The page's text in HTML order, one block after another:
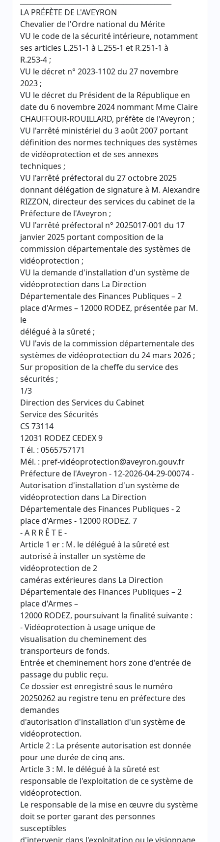
LA PRÉFÈTE DE L'AVEYRON
Chevalier de l'Ordre national du Mérite
VU le code de la sécurité intérieure, notamment
ses articles L.251-1 à L.255-1 et R.251-1 à
R.253-4 ;
VU le décret n° 2023-1102 du 27 novembre
2023 ;
VU le décret du Président de la République en
date du 6 novembre 2024 nommant Mme Claire
CHAUFFOUR-ROUILLARD, préfète de l'Aveyron ;
VU l'arrêté ministériel du 3 août 2007 portant
définition des normes techniques des systèmes
de vidéoprotection et de ses annexes
techniques ;
VU l'arrêté préfectoral du 27 octobre 2025
donnant délégation de signature à M. Alexandre
RIZZON, directeur des services du cabinet de la
Préfecture de l'Aveyron ;
VU l'arrêté préfectoral n° 2025017-001 du 17
janvier 2025 portant composition de la
commission départementale des systèmes de
vidéoprotection ;
VU la demande d'installation d'un système de
vidéoprotection dans La Direction
Départementale des Finances Publiques – 2
place d'Armes – 12000 RODEZ, présentée par M.
le
délégué à la sûreté ;
VU l'avis de la commission départementale des
systèmes de vidéoprotection du 24 mars 2026 ;
Sur proposition de la cheffe du service des
sécurités ;
1/3
Direction des Services du Cabinet
Service des Sécurités
CS 73114
12031 RODEZ CEDEX 9
T él. : 0565757171
Mél. : pref-vidéoprotection@aveyron.gouv.fr
Préfecture de l'Aveyron - 12-2026-04-29-00074 -
Autorisation d'installation d'un système de
vidéoprotection dans La Direction
Départementale des Finances Publiques - 2
place d'Armes - 12000 RODEZ. 7
- A R R Ê T E -
Article 1 er : M. le délégué à la sûreté est
autorisé à installer un système de
vidéoprotection de 2
caméras extérieures dans La Direction
Départementale des Finances Publiques – 2
place d'Armes –
12000 RODEZ, poursuivant la finalité suivante :
- Vidéoprotection à usage unique de
visualisation du cheminement des
transporteurs de fonds.
Entrée et cheminement hors zone d'entrée de
passage du public reçu.
Ce dossier est enregistré sous le numéro
20250262 au registre tenu en préfecture des
demandes
d'autorisation d'installation d'un système de
vidéoprotection.
Article 2 : La présente autorisation est donnée
pour une durée de cinq ans.
Article 3 : M. le délégué à la sûreté est
responsable de l'exploitation de ce système de
vidéoprotection.
Le responsable de la mise en œuvre du système
doit se porter garant des personnes
susceptibles